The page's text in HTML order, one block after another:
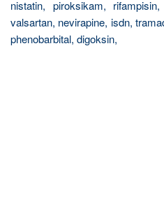
nistatin, piroksikam,
valsartan, nevirapine, isdn,
phenobarbital, digoksin,